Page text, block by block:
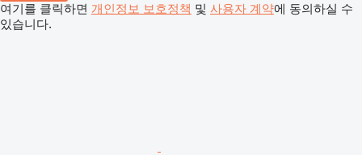
여기를 클릭하면 개인정보 보호정책 및 사용자 계약에 동의하실 수
있습니다.